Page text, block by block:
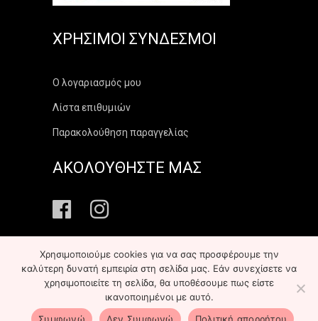
ΧΡΉΣΙΜΟΙ ΣΎΝΔΕΣΜΟΙ
Ο λογαριασμός μου
Λίστα επιθυμιών
Παρακολούθηση παραγγελίας
ΑΚΟΛΟΥΘΗΣΤΕ ΜΑΣ
Copyright ©2026elekonart.grAll Rights Reserved
Κατασκευή ιστοτόπου: Infoscope Hellas
Χρησιμοποιούμε cookies για να σας προσφέρουμε την
καλύτερη δυνατή εμπειρία στη σελίδα μας. Εάν συνεχίσετε να
χρησιμοποιείτε τη σελίδα, θα υποθέσουμε πως είστε
ικανοποιημένοι με αυτό.
Συμφωνώ
Δεν Συμφωνώ Πολιτική απορρήτου